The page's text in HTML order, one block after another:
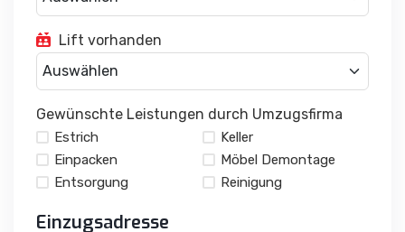
Lift vorhanden
Gewünschte Leistungen durch Umzugsfirma
Estrich
Keller
Einpacken
Möbel Demontage
Entsorgung
Reinigung
Einzugsadresse